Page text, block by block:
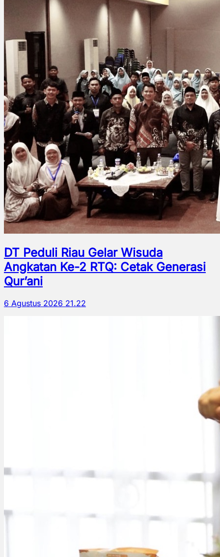
DT Peduli Riau Gelar Wisuda
Angkatan Ke-2 RTQ: Cetak Generasi
Qur’ani
6 Agustus 2026 21.22